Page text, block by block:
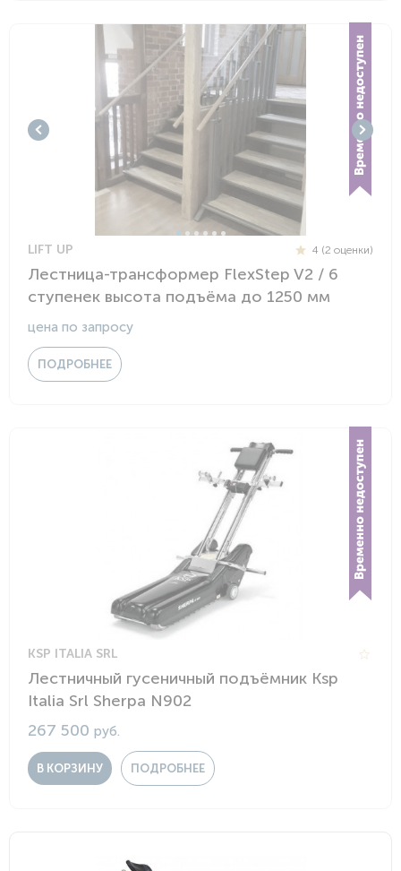
LIFT UP 4 (2 оценки)
Лестница-трансформер FlexStep V2 / 6
ступенек высота подъёма до 1250 мм
цена по запросу
ПОДРОБНЕЕ
KSP ITALIA SRL
Лестничный гусеничный подъёмник Ksp
Italia Srl Sherpa N902
267 500 руб.
В КОРЗИНУ ПОДРОБНЕЕ